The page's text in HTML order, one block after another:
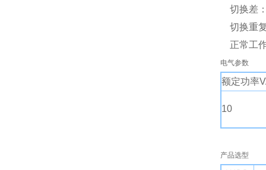
切换差
切换重
正常工
电气参数
额定功率
10
产品选型